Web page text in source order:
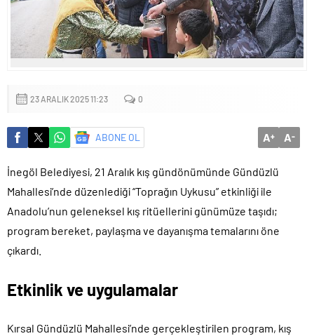
23 ARALIK 2025 11:23 0
ABONE OL A+ A-
İnegöl Belediyesi, 21 Aralık kış gündönümünde Gündüzlü
Mahallesi’nde düzenlediği “Toprağın Uykusu” etkinliği ile
Anadolu’nun geleneksel kış ritüellerini günümüze taşıdı;
program bereket, paylaşma ve dayanışma temalarını öne
çıkardı.
Etkinlik ve uygulamalar
Kırsal Gündüzlü Mahallesi’nde gerçekleştirilen program, kış